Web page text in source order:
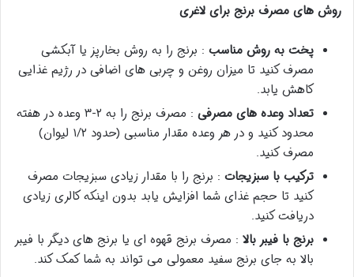
روش های مصرف برنج برای لاغری
پخت به روش مناسب : برنج را به روش بخارپز یا آبکشی
مصرف کنید تا میزان روغن و چربی های اضافی در رژیم غذایی
کاهش یابد.
تعداد وعده های مصرفی
: مصرف برنج را به ۲-۳ وعده در هفته
محدود کنید و در هر وعده مقدار مناسبی (حدود ۱/۲ لیوان)
مصرف کنید.
ترکیب با سبزیجات : برنج را با مقدار زیادی سبزیجات مصرف
کنید تا حجم غذای شما افزایش یابد بدون اینکه کالری زیادی
دریافت کنید.
برنج با فیبر بالا : مصرف برنج قهوه ای یا برنج های دیگر با فیبر
بالا به جای برنج سفید معمولی می تواند به شما کمک کند.